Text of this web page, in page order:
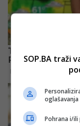
SOP.BA traži
oglašavanja
Pohrana i/ili